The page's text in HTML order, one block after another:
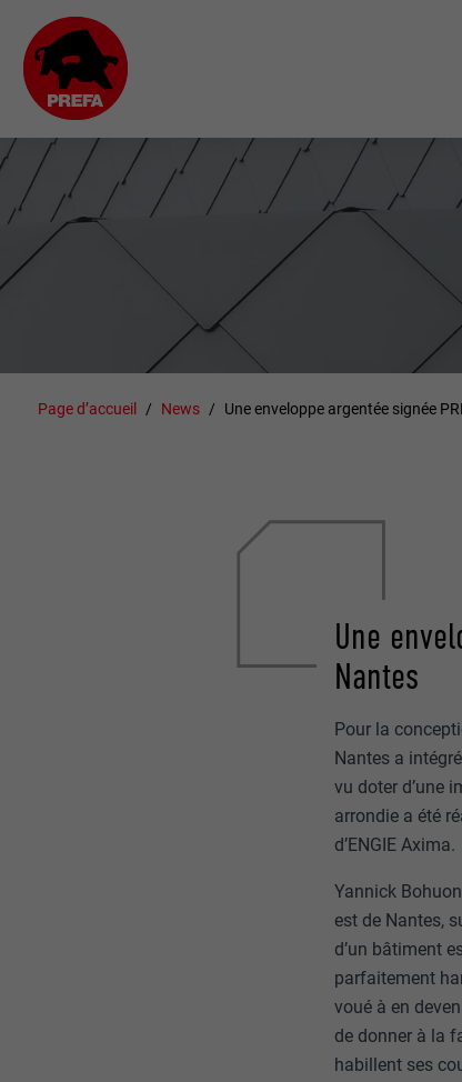
Page d’accueil News Une enveloppe argentée signée
Une
Nantes
Pour la
Nantes a
vu doter d’une
arrondie a été
d’ENGIE Axima.
Yannick
est de Nantes,
d’un bâtiment
parfaitement
voué à en
de donner à la
habillent ses